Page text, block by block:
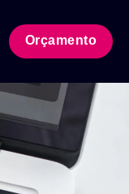
Orçamento